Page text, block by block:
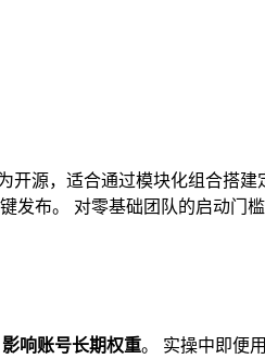
源，适合通过模块化组合搭建
布。 对零基础团队的启动门
响账号长期权重。 实操中即便